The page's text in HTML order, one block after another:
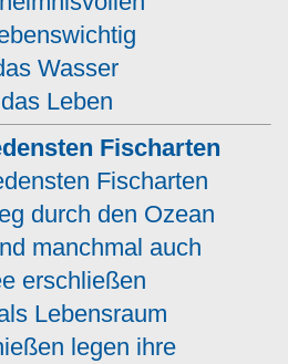
Wasser
Leben
Fischarten
Fischarten
durch den Ozean
manchmal auch
erschließen
Lebensraum
legen ihre